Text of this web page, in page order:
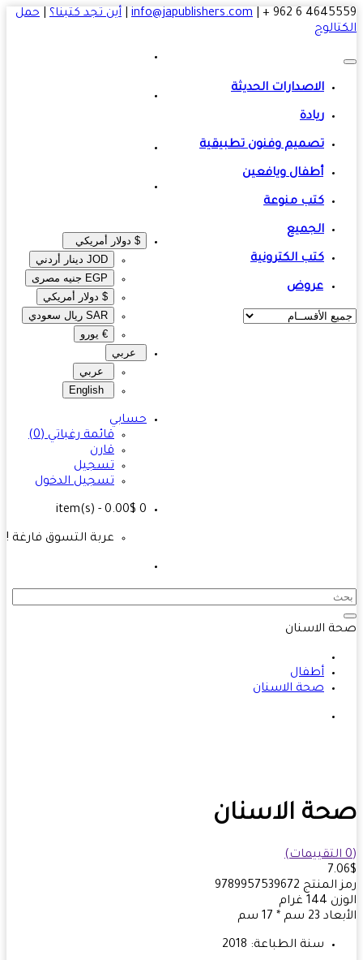
4645559 6
|
info@japublishers.com
|أين تجد كتبنا؟|حمل
$ دولار أمريكي
JOD دينار أردني
EGP جنيه مصرى‎
$ دولار أمريكي
SAR ريال سعودي
€ يورو
عربي
عربي
English
حسابي
قائمة رغباتي (0)
قارن
تسجيل
تسجيل الدخول
item(s)
- 0.00$
عربة التسوق فارغة !
الاصدارات الحديثة
ريادة
تصميم وفنون تطبيقية
أطفال ويافعين
كتب منوعة
الجميع
كتب الكترونية
عروض
الاسنان
أطفال
صحة الاسنان
الاسنان
المنتج9789957539672
144
غرام
23 سم * 17 سم
سنة الطباعة: 2018